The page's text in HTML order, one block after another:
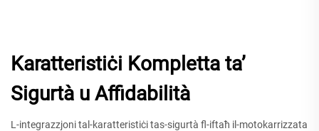
Karatteristiċi Kompletta ta’
Sigurtà u Affidabilità
L-integrazzjoni tal-karatteristiċi tas-sigurtà fl-iftaħ il-motokarrizzata